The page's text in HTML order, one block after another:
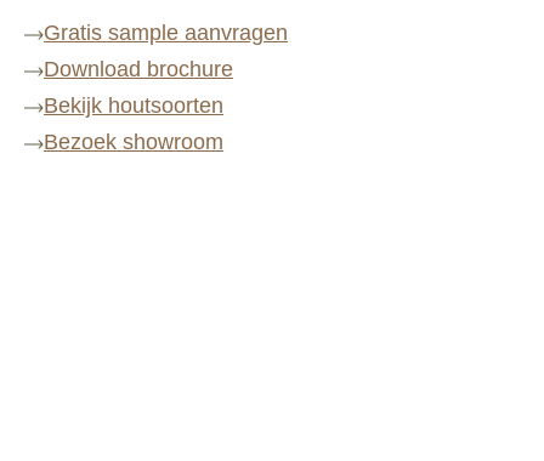
Gratis sample aanvragen
Download brochure
Bekijk houtsoorten
Bezoek showroom